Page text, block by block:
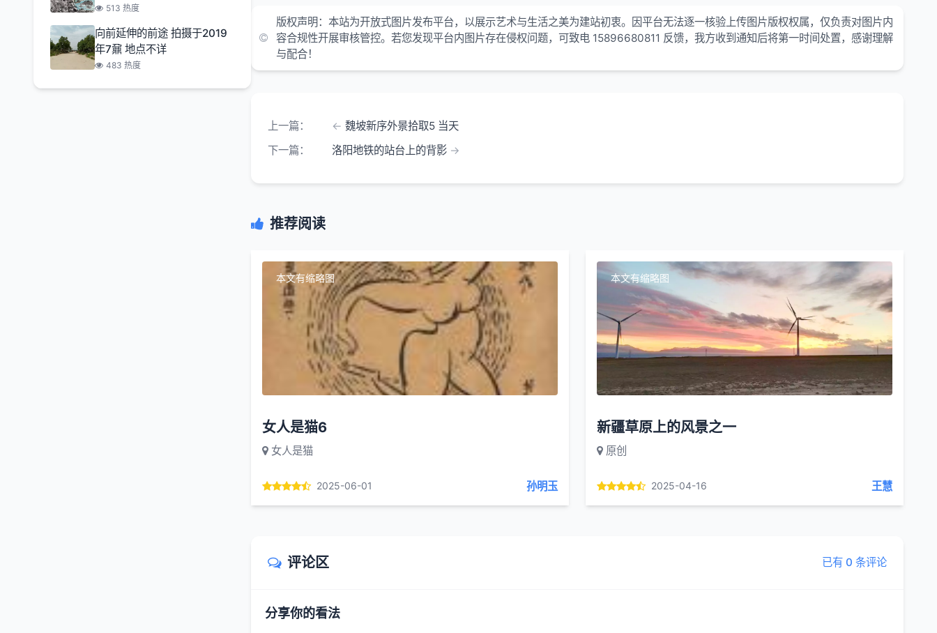
513 热度
向前延伸的前途 拍摄于2019
年7鼐 地点不详
483 热度
版权声明：本站为开放式图片发布平台，以展示艺术与生活之美为建站初衷。因平台无法逐一核验上传图片版权权属，仅负责对图片内
容合规性开展审核管控。若您发现平台内图片存在侵权问题，可致电 15896680811 反馈，我方收到通知后将第一时间处置，感谢理解
与配合！
上一篇：
魏坡新序外景拾取5 当天
下一篇：
洛阳地铁的站台上的背影
推荐阅读
本文有缩略图
女人是猫6
女人是猫
2025-06-01 孙明玉
本文有缩略图
新疆草原上的风景之一
原创
2025-04-16 王慧
评论区 已有 0 条评论
分享你的看法